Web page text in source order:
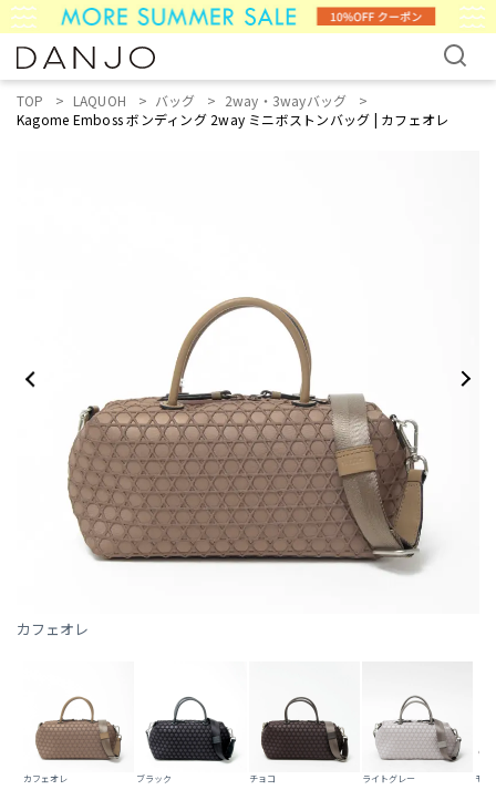
TOP LAQUOH バッグ
2way・3wayバッグ
Kagome Emboss ボンディング 2way ミニボストンバッグ | カフェオレ
カフェオレ
カフェオレ ブラック チョコ ライトグレー モス